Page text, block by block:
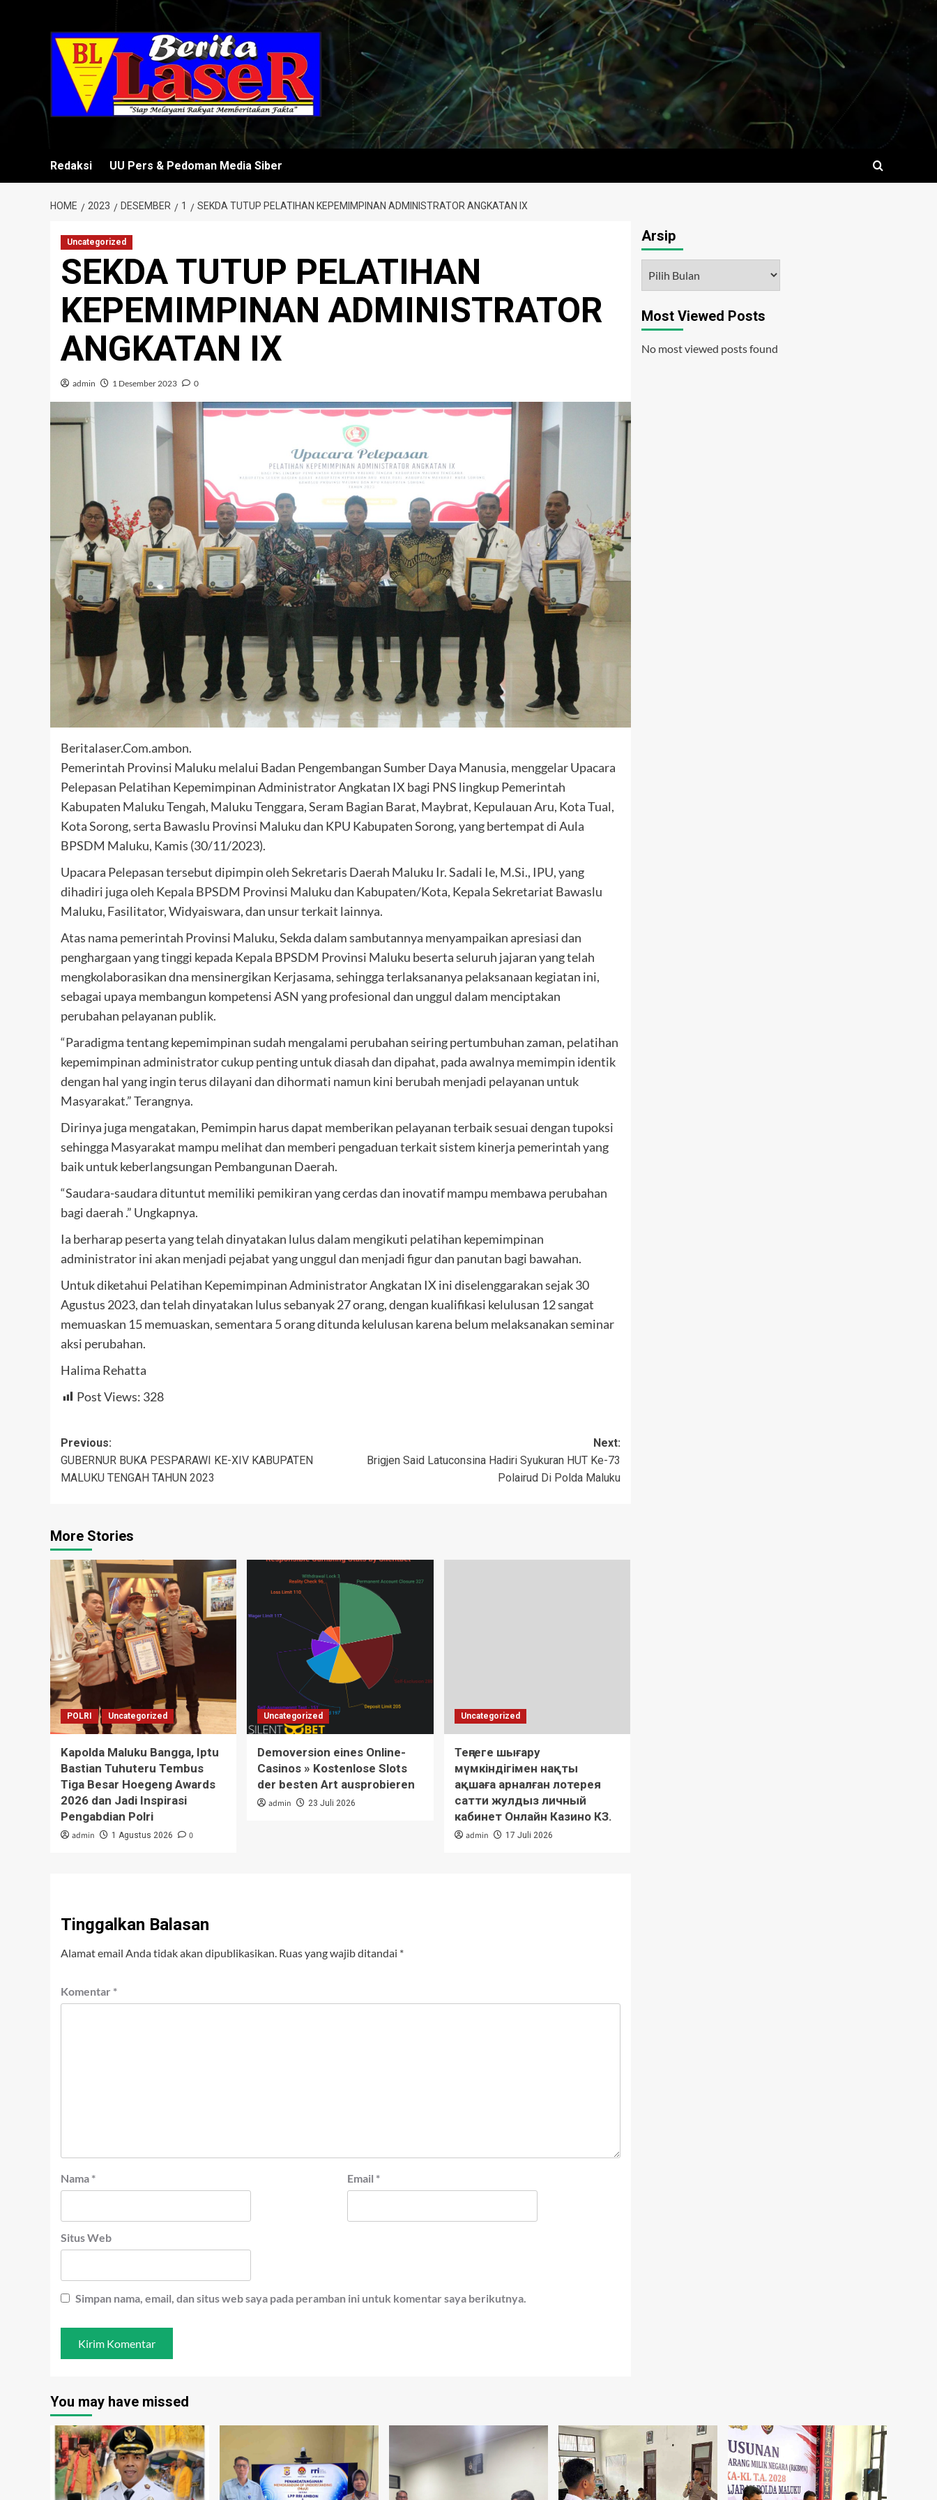
Redaksi UU Pers & Pedoman Media Siber
HOME 2023 DESEMBER 1 SEKDA TUTUP PELATIHAN KEPEMIMPINAN ADMINISTRATOR ANGKATAN IX
Uncategorized
SEKDA TUTUP PELATIHAN
KEPEMIMPINAN ADMINISTRATOR
ANGKATAN IX
admin 1 Desember 2023 0
Beritalaser.Com.ambon.
Pemerintah Provinsi Maluku melalui Badan Pengembangan Sumber Daya Manusia, menggelar Upacara
Pelepasan Pelatihan Kepemimpinan Administrator Angkatan IX bagi PNS lingkup Pemerintah
Kabupaten Maluku Tengah, Maluku Tenggara, Seram Bagian Barat, Maybrat, Kepulauan Aru, Kota Tual,
Kota Sorong, serta Bawaslu Provinsi Maluku dan KPU Kabupaten Sorong, yang bertempat di Aula
BPSDM Maluku, Kamis (30/11/2023).
Upacara Pelepasan tersebut dipimpin oleh Sekretaris Daerah Maluku Ir. Sadali Ie, M.Si., IPU, yang
dihadiri juga oleh Kepala BPSDM Provinsi Maluku dan Kabupaten/Kota, Kepala Sekretariat Bawaslu
Maluku, Fasilitator, Widyaiswara, dan unsur terkait lainnya.
Atas nama pemerintah Provinsi Maluku, Sekda dalam sambutannya menyampaikan apresiasi dan
penghargaan yang tinggi kepada Kepala BPSDM Provinsi Maluku beserta seluruh jajaran yang telah
mengkolaborasikan dna mensinergikan Kerjasama, sehingga terlaksananya pelaksanaan kegiatan ini,
sebagai upaya membangun kompetensi ASN yang profesional dan unggul dalam menciptakan
perubahan pelayanan publik.
“Paradigma tentang kepemimpinan sudah mengalami perubahan seiring pertumbuhan zaman, pelatihan
kepemimpinan administrator cukup penting untuk diasah dan dipahat, pada awalnya memimpin identik
dengan hal yang ingin terus dilayani dan dihormati namun kini berubah menjadi pelayanan untuk
Masyarakat.” Terangnya.
Dirinya juga mengatakan, Pemimpin harus dapat memberikan pelayanan terbaik sesuai dengan tupoksi
sehingga Masyarakat mampu melihat dan memberi pengaduan terkait sistem kinerja pemerintah yang
baik untuk keberlangsungan Pembangunan Daerah.
“Saudara-saudara dituntut memiliki pemikiran yang cerdas dan inovatif mampu membawa perubahan
bagi daerah .” Ungkapnya.
Ia berharap peserta yang telah dinyatakan lulus dalam mengikuti pelatihan kepemimpinan
administrator ini akan menjadi pejabat yang unggul dan menjadi figur dan panutan bagi bawahan.
Untuk diketahui Pelatihan Kepemimpinan Administrator Angkatan IX ini diselenggarakan sejak 30
Agustus 2023, dan telah dinyatakan lulus sebanyak 27 orang, dengan kualifikasi kelulusan 12 sangat
memuaskan 15 memuaskan, sementara 5 orang ditunda kelulusan karena belum melaksanakan seminar
aksi perubahan.
Halima Rehatta
Post Views: 328
Post
navigation
Previous:
GUBERNUR BUKA PESPARAWI KE-XIV KABUPATEN
MALUKU TENGAH TAHUN 2023
Next:
Brigjen Said Latuconsina Hadiri Syukuran HUT Ke-73
Polairud Di Polda Maluku
More Stories
POLRI Uncategorized
Kapolda Maluku Bangga, Iptu
Bastian Tuhuteru Tembus
Tiga Besar Hoegeng Awards
2026 dan Jadi Inspirasi
Pengabdian Polri
admin 1 Agustus 2026 0
Uncategorized
Demoversion eines Online-
Casinos » Kostenlose Slots
der besten Art ausprobieren
admin 23 Juli 2026
Uncategorized
Теңгеге шығару
мүмкіндігімен нақты
ақшаға арналған лотерея
сатти жулдыз личный
кабинет Онлайн Казино КЗ.
admin 17 Juli 2026
Tinggalkan Balasan
Alamat email Anda tidak akan dipublikasikan. Ruas yang wajib ditandai *
Komentar *
Nama * Email *
Situs Web
Simpan nama, email, dan situs web saya pada peramban ini untuk komentar saya berikutnya.
Arsip
Most Viewed Posts
No most viewed posts found
You may have missed